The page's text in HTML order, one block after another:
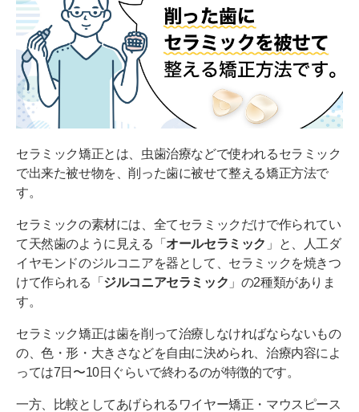
虫歯や歯周病になるリスクが高まる
定期的なメンテナンスが必要
歯の向きが変わるとトラブルになりやすい
セラミック矯正の費用・値段目安
セラミック矯正の治療の流れ
①初診・カウンセリング
③土台作り
④仮歯のセット
⑥セラミッククラウンのセット
⑦定期検診
セラミック矯正とは、虫歯治療などで使われるセラミック
で出来た被せ物を、削った歯に被せて整える矯正方法で
す。
セラミックの素材には、全てセラミックだけで作られてい
て天然歯のように見える「 オールセラミック 」と、人工ダ
イヤモンドのジルコニアを器として、セラミックを焼きつ
けて作られる「 ジルコニアセラミック 」の2種類がありま
す。
セラミック矯正は歯を削って治療しなければならないもの
の、色・形・大きさなどを自由に決められ、治療内容によ
っては7日〜10日ぐらいで終わるのが特徴的です。
一方、比較としてあげられるワイヤー矯正・マウスピース